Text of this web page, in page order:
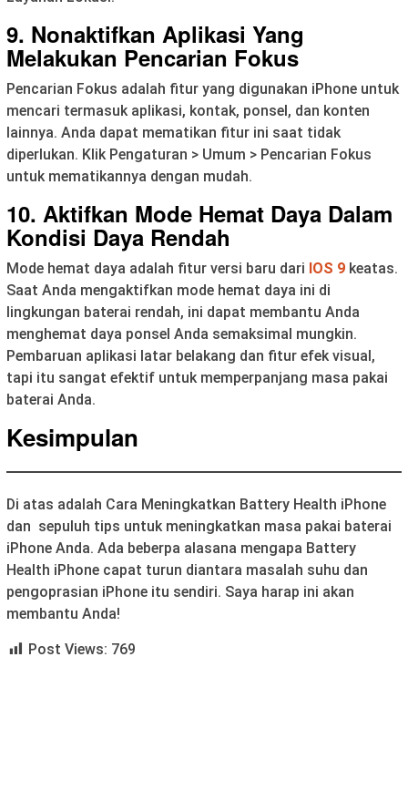
9. Nonaktifkan Aplikasi Yang
Melakukan Pencarian Fokus
Pencarian Fokus adalah fitur yang digunakan iPhone untuk
mencari termasuk aplikasi, kontak, ponsel, dan konten
lainnya. Anda dapat mematikan fitur ini saat tidak
diperlukan. Klik Pengaturan > Umum > Pencarian Fokus
untuk mematikannya dengan mudah.
10. Aktifkan Mode Hemat Daya Dalam
Kondisi Daya Rendah
Mode hemat daya adalah fitur versi baru dari IOS 9 keatas.
Saat Anda mengaktifkan mode hemat daya ini di
lingkungan baterai rendah, ini dapat membantu Anda
menghemat daya ponsel Anda semaksimal mungkin.
Pembaruan aplikasi latar belakang dan fitur efek visual,
tapi itu sangat efektif untuk memperpanjang masa pakai
baterai Anda.
Kesimpulan
Di atas adalah Cara Meningkatkan Battery Health iPhone
dan sepuluh tips untuk meningkatkan masa pakai baterai
iPhone Anda. Ada beberpa alasana mengapa Battery
Health iPhone capat turun diantara masalah suhu dan
pengoprasian iPhone itu sendiri. Saya harap ini akan
membantu Anda!
Post Views: 769